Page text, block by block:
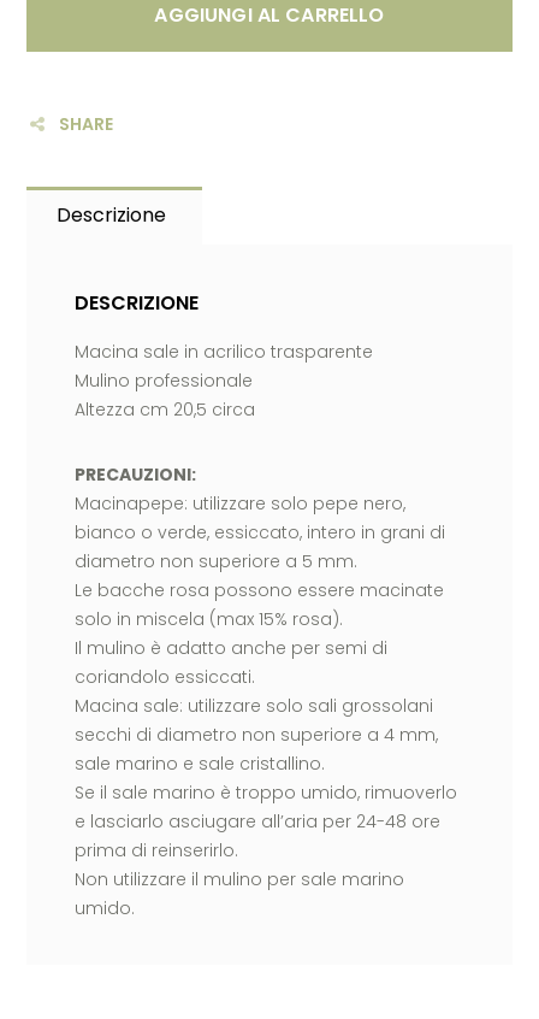
AGGIUNGI AL CARRELLO
SHARE
Descrizione
DESCRIZIONE
Macina sale in acrilico trasparente
Mulino professionale
Altezza cm 20,5 circa
PRECAUZIONI:
Macinapepe: utilizzare solo pepe nero,
bianco o verde, essiccato, intero in grani di
diametro non superiore a 5 mm.
Le bacche rosa possono essere macinate
solo in miscela (max 15% rosa).
Il mulino è adatto anche per semi di
coriandolo essiccati.
Macina sale: utilizzare solo sali grossolani
secchi di diametro non superiore a 4 mm,
sale marino e sale cristallino.
Se il sale marino è troppo umido, rimuoverlo
e lasciarlo asciugare all’aria per 24-48 ore
prima di reinserirlo.
Non utilizzare il mulino per sale marino
umido.